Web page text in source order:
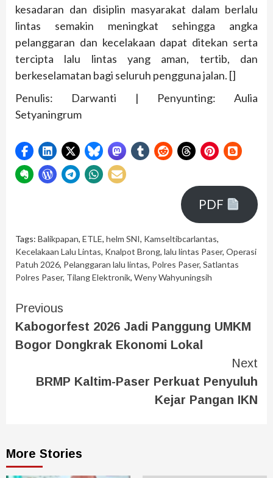
kesadaran dan disiplin masyarakat dalam berlalu
lintas semakin meningkat sehingga angka
pelanggaran dan kecelakaan dapat ditekan serta
tercipta lalu lintas yang aman, tertib, dan
berkeselamatan bagi seluruh pengguna jalan. []
Penulis: Darwanti | Penyunting: Aulia
Setyaningrum
PDF
Tags: Balikpapan, ETLE, helm SNI, Kamseltibcarlantas,
Kecelakaan Lalu Lintas, Knalpot Brong, lalu lintas Paser, Operasi
Patuh 2026, Pelanggaran lalu lintas, Polres Paser, Satlantas
Polres Paser, Tilang Elektronik, Weny Wahyuningsih
Previous
Kabogorfest 2026 Jadi Panggung UMKM
Bogor Dongkrak Ekonomi Lokal
Next
BRMP Kaltim-Paser Perkuat Penyuluh
Kejar Pangan IKN
More Stories